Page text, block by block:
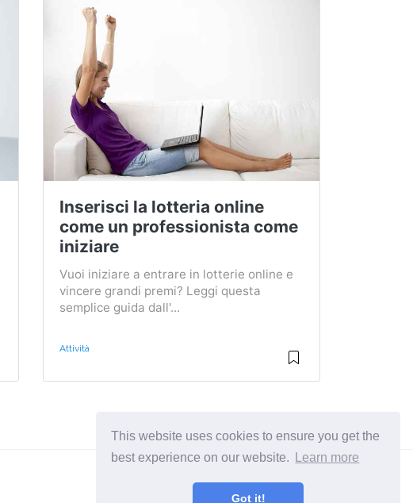
This website uses cookies to ensure you get the
best experience on our website.
Learn more
Got it!
Inserisci la lotteria online
come un professionista come
iniziare
Vuoi iniziare a entrare in lotterie online e
vincere grandi premi? Leggi questa
semplice guida dall'...
Attività